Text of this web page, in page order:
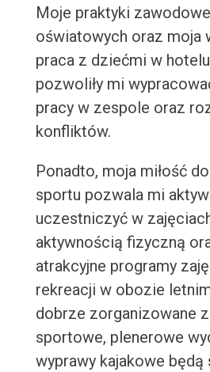
Moje praktyki
oświatowych oraz moja
praca z dziećmi w
pozwoliły mi
pracy w zespole oraz
konfliktów.
Ponadto, moja miłość
sportu pozwala mi
uczestniczyć w
aktywnością fizyczną
atrakcyjne programy
rekreacji w obozie
dobrze zorganizowane
sportowe, plenerowe
wyprawy kajakowe będą